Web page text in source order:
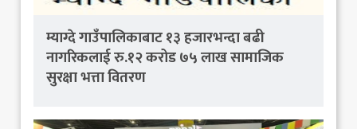
म्याग्दे गाउँपालिकाबाट १३ हजारभन्दा बढी
नागरिकलाई रु.१२ करोड ७५ लाख सामाजिक
सुरक्षा भत्ता वितरण